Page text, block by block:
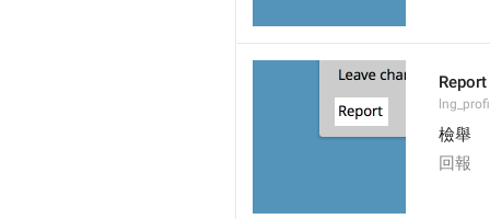
Report
檢舉
回報